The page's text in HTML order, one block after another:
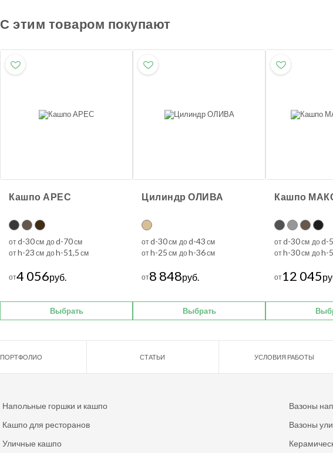
С этим товаром покупают
Кашпо АРЕС
отd-30см доd-70см
отh-23 см доh-51,5 см
от4 056руб.
Выбрать
Цилиндр ОЛИВА
отd-30см доd-43 см
отh-25 см доh-36см
от8 848руб.
Выбрать
Кашпо
отd-30см доd-
отh-30см доh-
от12 045
ПОРТФОЛИО СТАТЬИ УСЛОВИЯ РАБОТЫ
Напольные горшки и кашпо
Вазоны
Кашпо для ресторанов
Вазоны
Уличные кашпо